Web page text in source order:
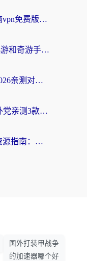
海外党刷国内资源指南：电脑vpn免费版真的能用吗？选对加速器才是关键
海外玩国内手游卡成PPT？迅游和奇游手游哪个好？附真实VPN评测及番茄加速器体验
迅游和穿梭哪个好？海外党2026亲测对比+免费vs付费选择指南，附番茄加速器实测体验
穿梭和腾讯VPN哪个好？海外党亲测3款热门回国加速器，附避坑指南
海外党必看！无缝访问国内资源指南：从vpn官网下载到加速器选择（附番茄实测）
国外打装甲战争
的加速器哪个好